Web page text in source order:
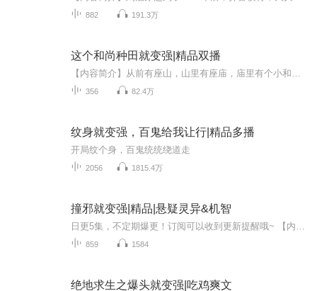
882 191.3万
这个和尚种田就变强|精品双播
356 82.4万
纹身就变强，百鬼给我让行|精品多播
开局纹个身，百鬼统统绕道走
2056 1815.4万
撞邪就变强|精品|悬疑灵异&机智
859 1584
绝地求生之爆头就变强|吃鸡爽文